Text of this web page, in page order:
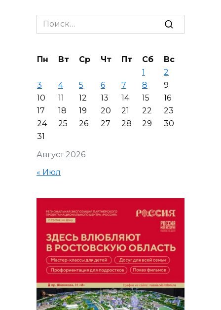
Search
for:
Август 2026
Пн Вт Ср Чт Пт Сб
Вс
1
2
3
4 5 6 7 8
9
10
11 12 13 14 15
16
17
18 19 20 21 22
23
24
25 26 27 28 29
30
31
« Июл